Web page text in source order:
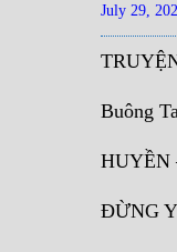
July 29,
Buông
HUYỀN
ĐỪNG